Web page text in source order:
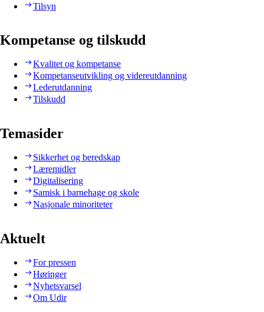
Tilsyn
Kompetanse og tilskudd
Kvalitet og kompetanse
Kompetanseutvikling og videreutdanning
Lederutdanning
Tilskudd
Temasider
Sikkerhet og beredskap
Læremidler
Digitalisering
Samisk i barnehage og skole
Nasjonale minoriteter
Aktuelt
For pressen
Høringer
Nyhetsvarsel
Om Udir